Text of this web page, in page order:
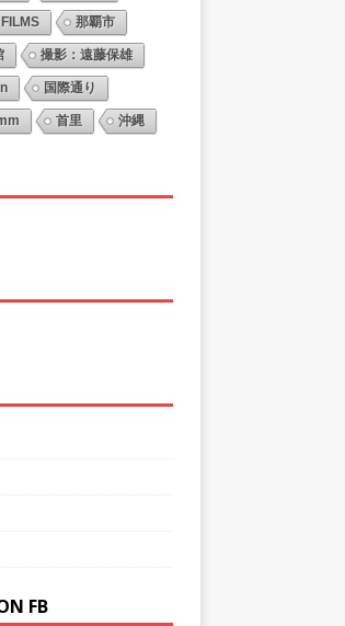
FILMS 那覇市
撮影：遠藤保雄
国際通り
首里 沖縄
FB